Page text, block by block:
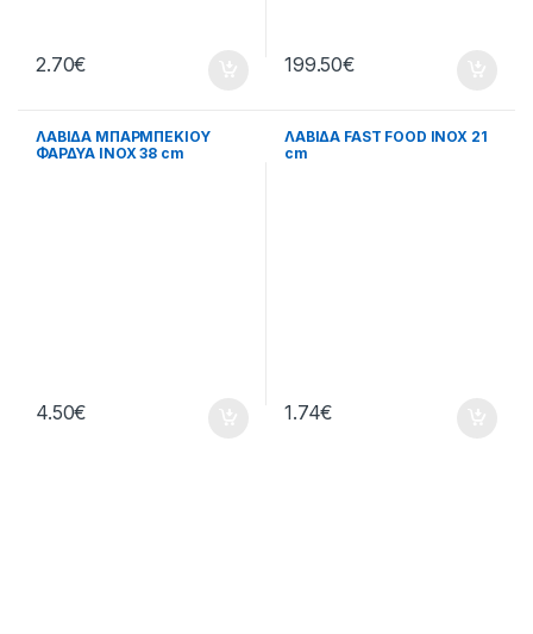
2.70€ 199.50€
ΛΑΒΙΔΑ ΜΠΑΡΜΠΕΚΙΟΥ
ΦΑΡΔΥΑ ΙΝΟΧ 38 cm
4.50€
ΛΑΒΙΔΑ FAST FOOD ΙΝΟΧ 21
cm
1.74€